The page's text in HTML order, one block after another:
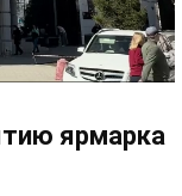
ярмарка